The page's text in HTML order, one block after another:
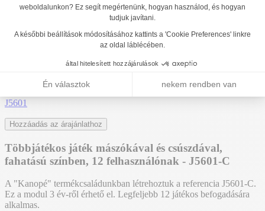
J5601
J56010®
J5601
Hozzáadás az árajánlathoz
Többjátékos játék mászókával és csúszdával,
fahatású színben, 12 felhasználónak - J5601-C
A "Kanopé" termékcsaládunkban létrehoztuk a referencia J5601-C.
Ez a modul 3 év-ről érhető el. Legfeljebb 12 játékos befogadására
alkalmas.